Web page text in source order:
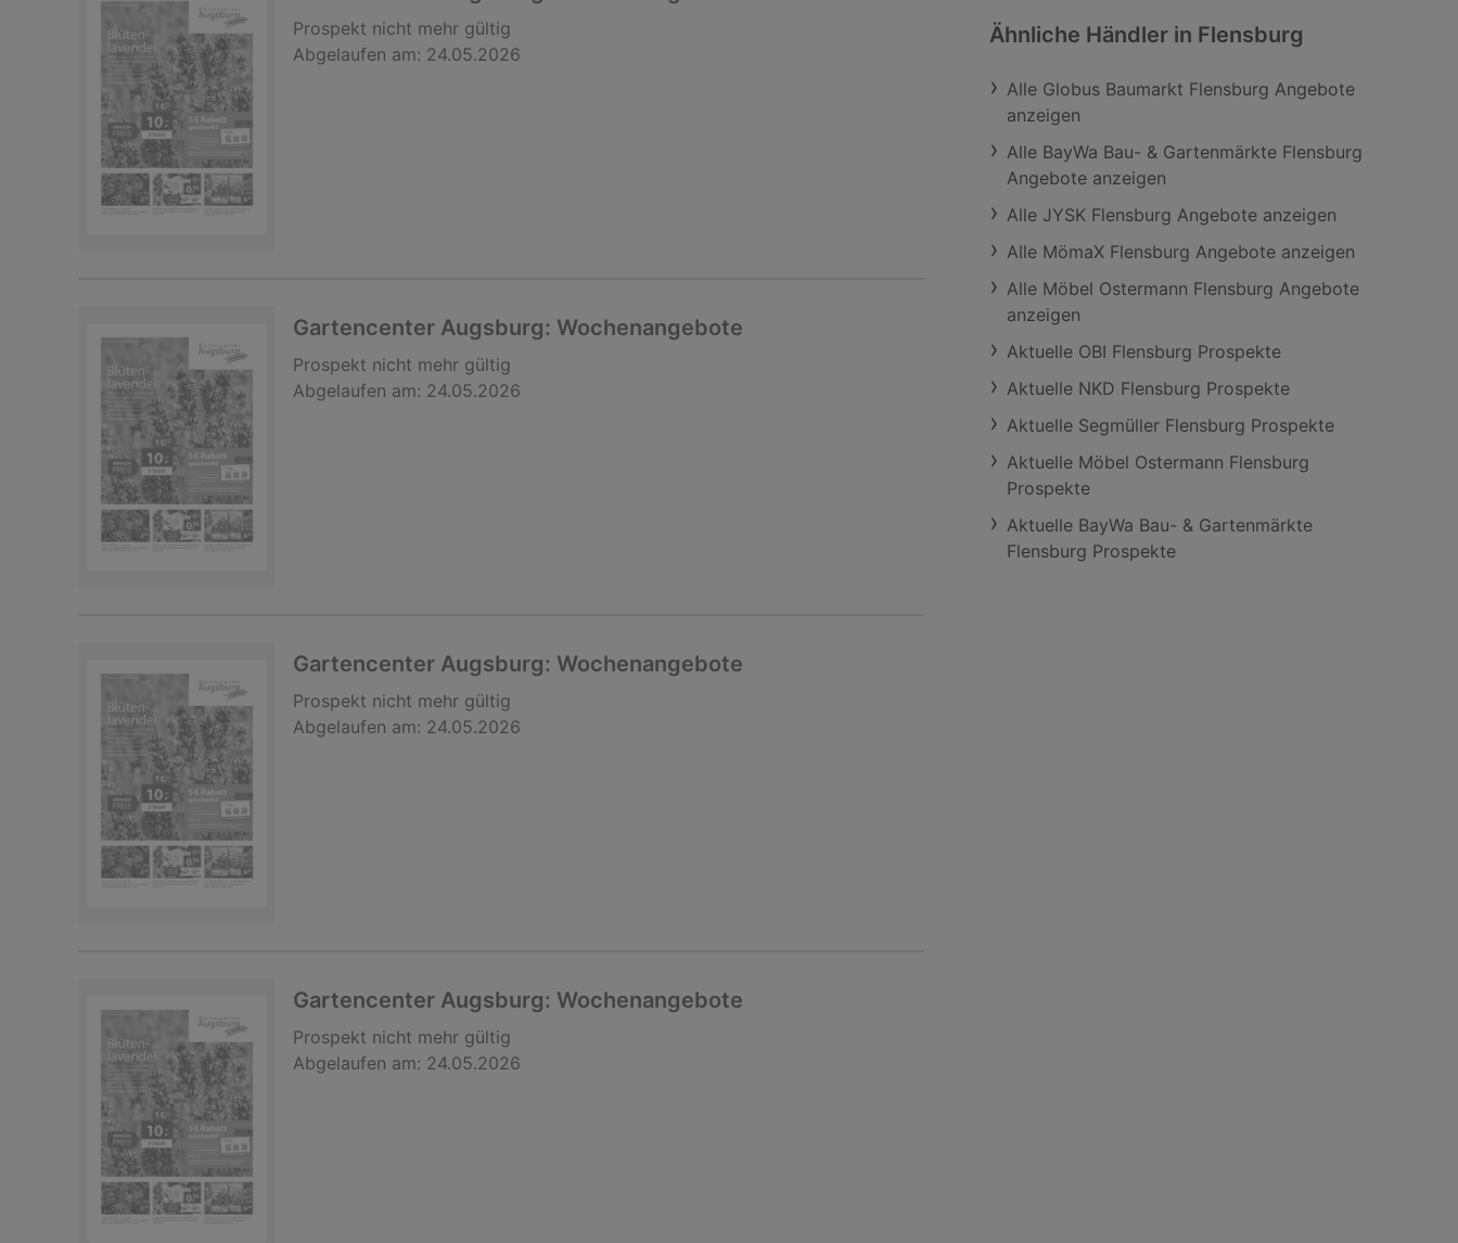
Prospekt nicht mehr gültig
Abgelaufen am: 24.05.2026
Gartencenter Augsburg: Wochenangebote
Prospekt nicht mehr gültig
Abgelaufen am: 24.05.2026
Gartencenter Augsburg: Wochenangebote
Prospekt nicht mehr gültig
Abgelaufen am: 24.05.2026
Gartencenter Augsburg: Wochenangebote
Prospekt nicht mehr gültig
Abgelaufen am: 24.05.2026
Ähnliche Händler in Flensburg
Alle Globus Baumarkt Flensburg Angebote
anzeigen
Alle BayWa Bau- & Gartenmärkte Flensburg
Angebote anzeigen
Alle JYSK Flensburg Angebote anzeigen
Alle MömaX Flensburg Angebote anzeigen
Alle Möbel Ostermann Flensburg Angebote
anzeigen
Aktuelle OBI Flensburg Prospekte
Aktuelle NKD Flensburg Prospekte
Aktuelle Segmüller Flensburg Prospekte
Aktuelle Möbel Ostermann Flensburg
Prospekte
Aktuelle BayWa Bau- & Gartenmärkte
Flensburg Prospekte